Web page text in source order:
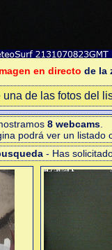
en directo de la
una de las fotos del
8 webcams
podrá ver un
- Has